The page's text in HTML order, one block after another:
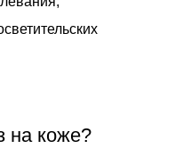
на коже?